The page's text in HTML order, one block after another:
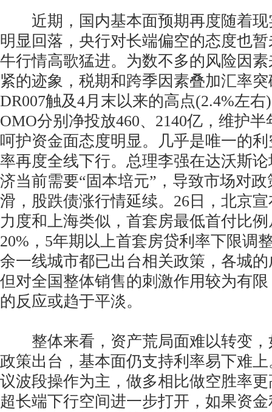
近期，国内基本面预期再度随着现
明显回落，央行对长端偏空的态度也
牛行情高歌猛进。为数不多的风险因
紧的迹象，税期和跨季因素叠加汇率
DR007触及4月末以来的高点(2.4%左右
OMO分别净投放460、2140亿，维护
呵护资金面态度明显。几乎是唯一的
率再度全线下行。总理李强在达沃斯
济当前需要“固本培元”，导致市场对
滑，股跌债涨行情延续。26日，北京
力度和上海类似，首套房最低首付比
20%，5年期以上首套房贷利率下限调
余一线城市都已出台相关政策，各城
但对全国整体销售的刺激作用较为有
的反应或趋于平淡。
整体来看，资产荒局面难以转变，
政策出台，基本面仍支持利率易下难
议波段操作为主，做多相比做空胜率
超长端下行空间进一步打开，如果资